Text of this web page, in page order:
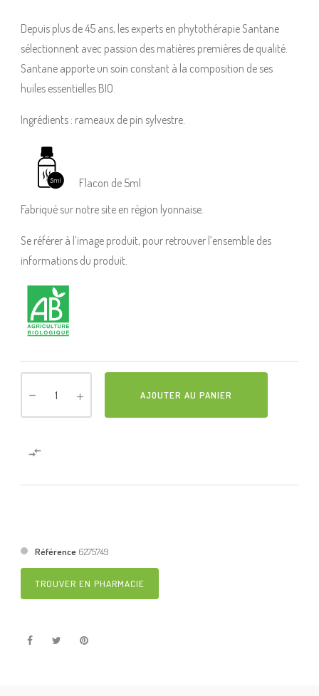
Depuis plus de 45 ans, les experts en phytothérapie Santane
sélectionnent avec passion des matières premières de qualité.
Santane apporte un soin constant à la composition de ses
huiles essentielles BIO.
Ingrédients : rameaux de pin sylvestre.
Flacon de 5ml
Fabriqué sur notre site en région lyonnaise.
Se référer à l’image produit, pour retrouver l’ensemble des
informations du produit.
AJOUTER AU PANIER

Référence 6275749
TROUVER EN PHARMACIE